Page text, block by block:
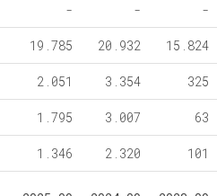
- - -
19.785 20.932 15.824
2.051 3.354 325
1.795 3.007 63
1.346 2.320 101